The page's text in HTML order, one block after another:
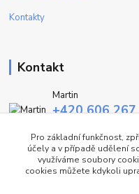
Kontakty
Kontakt
Martin
+420 606
info@fashiontrend.cz
Pro základní funkčnost,
účely a v případě udělení
využíváme soubory
cookies můžete kdykoli